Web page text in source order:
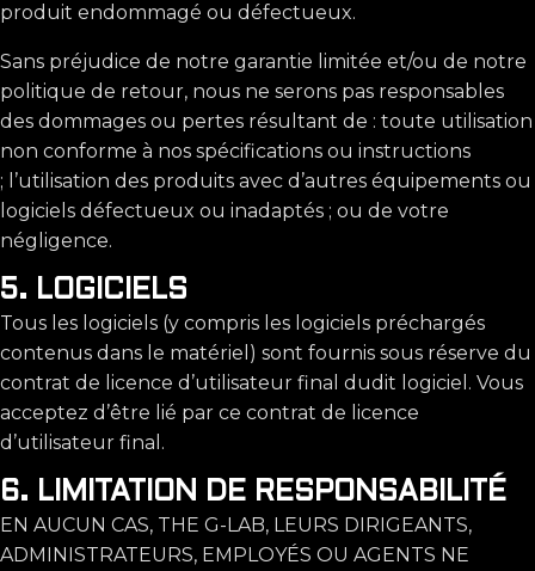
produit endommagé ou défectueux.
Sans préjudice de notre garantie limitée et/ou de notre
politique de retour, nous ne serons pas responsables
des dommages ou pertes résultant de : toute utilisation
non conforme à nos spécifications ou instructions
; l’utilisation des produits avec d’autres équipements ou
logiciels défectueux ou inadaptés ; ou de votre
négligence.
5. LOGICIELS
Tous les logiciels (y compris les logiciels préchargés
contenus dans le matériel) sont fournis sous réserve du
contrat de licence d’utilisateur final dudit logiciel. Vous
acceptez d’être lié par ce contrat de licence
d’utilisateur final.
6. LIMITATION DE RESPONSABILITÉ
EN AUCUN CAS, THE G-LAB, LEURS DIRIGEANTS,
ADMINISTRATEURS, EMPLOYÉS OU AGENTS NE